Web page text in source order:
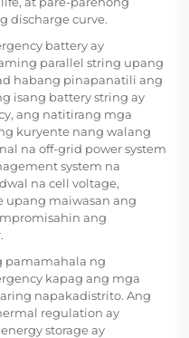
discharge curve.
battery ay
parallel string upang
habang pinapanatili ang
isang battery string ay
ang natitirang mga
kuryente nang walang
na off-grid power system
system na
na cell voltage,
upang maiwasan ang
ang
pamamahala ng
kapag ang mga
napakadistrito. Ang
regulation ay
storage ay